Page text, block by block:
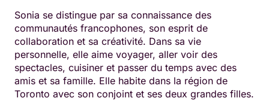
Sonia se distingue par sa connaissance des
communautés francophones, son esprit de
collaboration et sa créativité. Dans sa vie
personnelle, elle aime voyager, aller voir des
spectacles, cuisiner et passer du temps avec des
amis et sa famille. Elle habite dans la région de
Toronto avec son conjoint et ses deux grandes filles.